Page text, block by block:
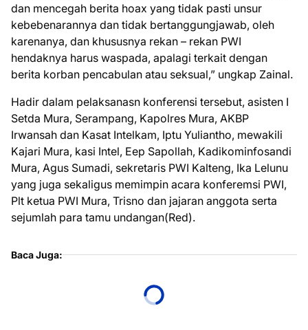
dan mencegah berita hoax yang tidak pasti unsur
kebebenarannya dan tidak bertanggungjawab, oleh
karenanya, dan khususnya rekan – rekan PWI
hendaknya harus waspada, apalagi terkait dengan
berita korban pencabulan atau seksual,” ungkap Zainal.
Hadir dalam pelaksanasn konferensi tersebut, asisten I
Setda Mura, Serampang, Kapolres Mura, AKBP
Irwansah dan Kasat Intelkam, Iptu Yuliantho, mewakili
Kajari Mura, kasi Intel, Eep Sapollah, Kadikominfosandi
Mura, Agus Sumadi, sekretaris PWI Kalteng, Ika Lelunu
yang juga sekaligus memimpin acara konferemsi PWI,
Plt ketua PWI Mura, Trisno dan jajaran anggota serta
sejumlah para tamu undangan(Red).
Baca Juga: